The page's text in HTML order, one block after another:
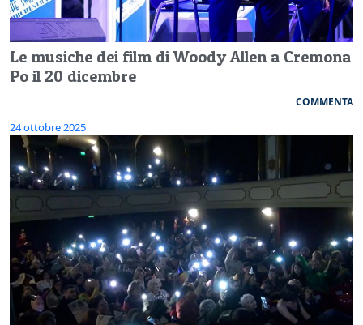
Le musiche dei film di Woody Allen a Cremona
Po il 20 dicembre
COMMENTA
24 ottobre 2025